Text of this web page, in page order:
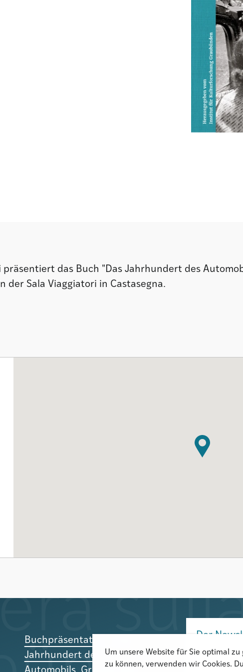
das Buch "Das Jahrhundert des
der Sala Viaggiatori in Castasegna.
Buchpräsentation «Das
Jahrhundert des
Der
aktuelle
Um unsere Website für Sie optimal
zu können, verwenden wir Cookies.